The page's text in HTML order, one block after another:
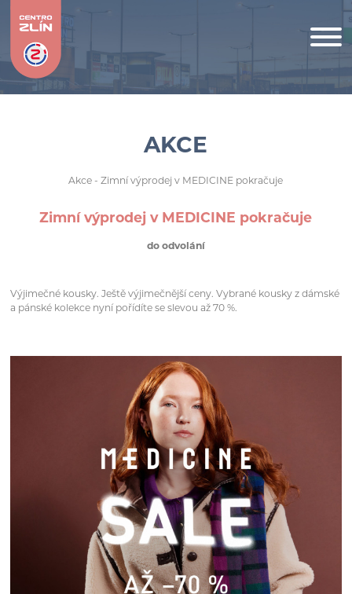
AKCE
Akce- Zimní výprodej v MEDICINE pokračuje
Zimní výprodej v MEDICINE pokračuje
do odvolání
Výjimečné kousky. Ještě výjimečnější ceny. Vybrané kousky z dámské
a pánské kolekce nyní pořídíte se slevou až 70 %.